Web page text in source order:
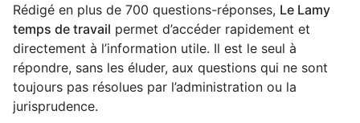
Rédigé en plus de 700 questions-réponses, Le Lamy
temps de travail permet d’accéder rapidement et
directement à l’information utile. Il est le seul à
répondre, sans les éluder, aux questions qui ne sont
toujours pas résolues par l’administration ou la
jurisprudence.